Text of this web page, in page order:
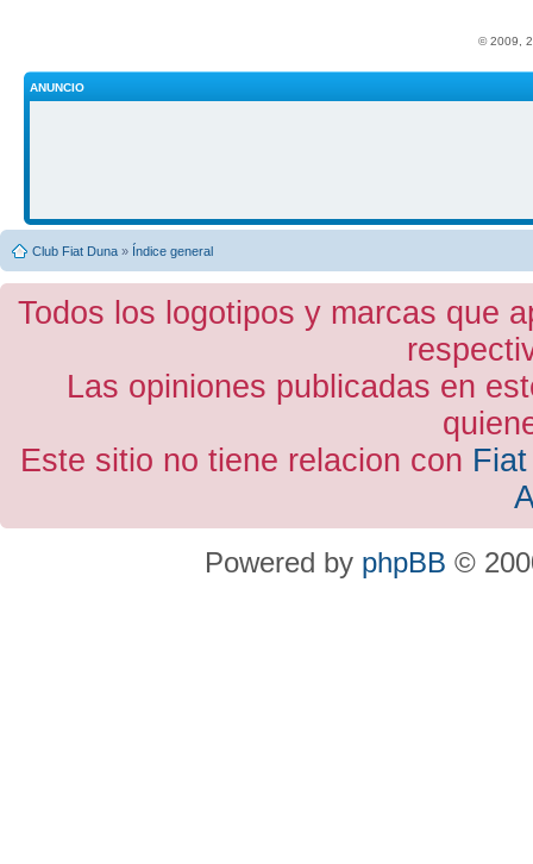
© 2009,
ANUNCIO
Club Fiat Duna » Índice general
Todos los logotipos y marcas que
Las opiniones publicadas en
Este sitio no tiene relacion con
Powered by phpBB ©